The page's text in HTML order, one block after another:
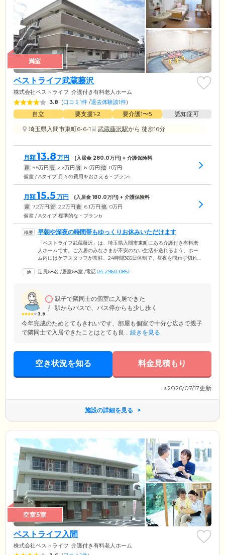
満室
ベストライフ武蔵藤沢
株式会社ベストライフ 介護付き有料老人ホーム
3.8 (口コミ1件 /退去体験談1件)
自立 要支援1•2 要介護1〜5
認知症可
埼玉県入間市東町6-6-1
武蔵藤沢駅から 徒歩16分
月額13.8 万円 (入居金 280.0万円) + 介護保険料
家 5.5万円 管 2.2万円 食 6.1万円 他 0万円
個室 / Aタイプ 月々の費用をおさえる・プランc
月額15.5 万円 (入居金180.0万円) + 介護保険料
家 7.2万円 管 2.2万円 食 6.1万円 他 0万円
個室 / Aタイプ 標準的な・プランb
早朝や深夜の時間帯もゆっくりお休みいただけます
「ベストライフ武蔵藤沢」は、埼玉県入間市東町にある介護付き有料老
人ホームです。ご入居のみなさまが不安のない生活を送れるよう、ホー
ム内にはケアスタッフが常駐。24時間365日体制で、昼夜を問わず切れ目
時間帯も、ゆっくりとお休みください。また、ご入居者様の健康状態や
要望など、どんなことでもスタッフまでお気軽にお知らせください。
定員68名 /居室68室 /電話04-2960-0851
3.8
親子で隣同士の個室に入居できた
駅からバスで、バス停からも少し歩く
今年完成のためとてもきれいです、部屋も個室で十分な広さで親子
で隣同士で入居できたことはとても良... 続きを見る
空き状況を知る 料金見積もり
※2026/07/17更新
施設の詳細を見る
空室5室
ベストライフ入間
株式会社ベストライフ 介護付き有料老人ホーム